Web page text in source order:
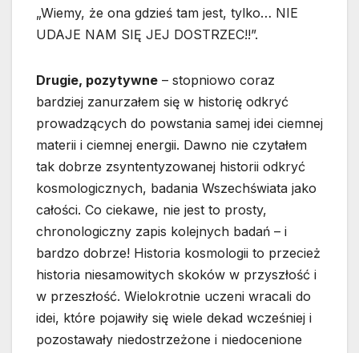
„Wiemy, że ona gdzieś tam jest, tylko… NIE
UDAJE NAM SIĘ JEJ DOSTRZEC!!”.
Drugie, pozytywne – stopniowo coraz
bardziej zanurzałem się w historię odkryć
prowadzących do powstania samej idei ciemnej
materii i ciemnej energii. Dawno nie czytałem
tak dobrze zsyntentyzowanej historii odkryć
kosmologicznych, badania Wszechświata jako
całości. Co ciekawe, nie jest to prosty,
chronologiczny zapis kolejnych badań – i
bardzo dobrze! Historia kosmologii to przecież
historia niesamowitych skoków w przyszłość i
w przeszłość. Wielokrotnie uczeni wracali do
idei, które pojawiły się wiele dekad wcześniej i
pozostawały niedostrzeżone i niedocenione